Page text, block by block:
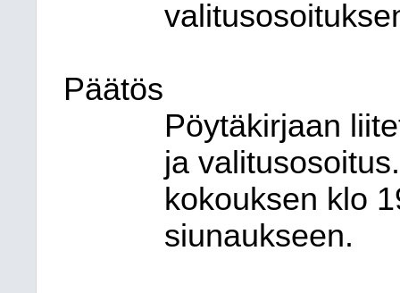
Päätös
Pöytäkirjaan
ja
kokouksen klo
siunaukseen.